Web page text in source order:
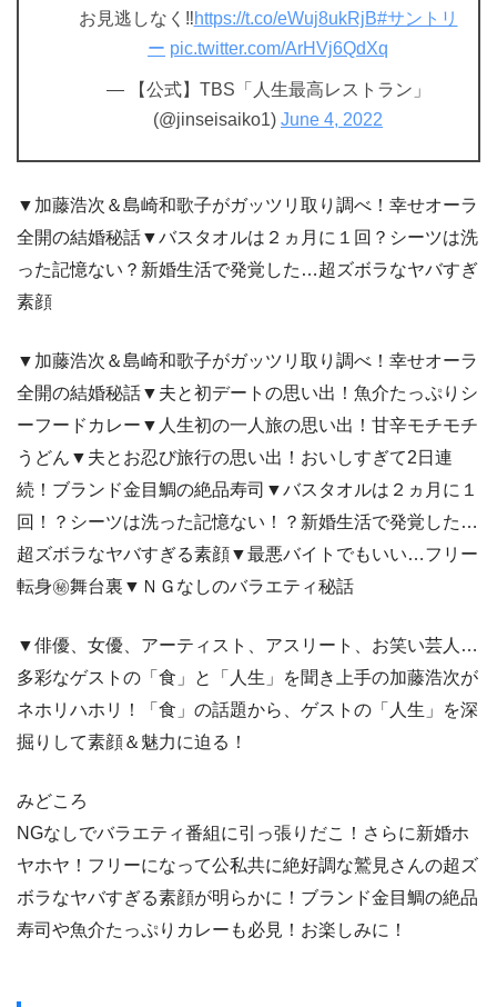
お見逃しなく‼️https://t.co/eWuj8ukRjB#サントリ
ー pic.twitter.com/ArHVj6QdXq
— 【公式】TBS「人生最高レストラン」
(@jinseisaiko1) June 4, 2022
▼加藤浩次＆島崎和歌子がガッツリ取り調べ！幸せオーラ
全開の結婚秘話▼バスタオルは２ヵ月に１回？シーツは洗
った記憶ない？新婚生活で発覚した…超ズボラなヤバすぎ
素顔
▼加藤浩次＆島崎和歌子がガッツリ取り調べ！幸せオーラ
全開の結婚秘話▼夫と初デートの思い出！魚介たっぷりシ
ーフードカレー▼人生初の一人旅の思い出！甘辛モチモチ
うどん▼夫とお忍び旅行の思い出！おいしすぎて2日連
続！ブランド金目鯛の絶品寿司▼バスタオルは２ヵ月に１
回！？シーツは洗った記憶ない！？新婚生活で発覚した…
超ズボラなヤバすぎる素顔▼最悪バイトでもいい…フリー
転身㊙舞台裏▼ＮＧなしのバラエティ秘話
▼俳優、女優、アーティスト、アスリート、お笑い芸人…
多彩なゲストの「食」と「人生」を聞き上手の加藤浩次が
ネホリハホリ！「食」の話題から、ゲストの「人生」を深
掘りして素顔＆魅力に迫る！
みどころ
NGなしでバラエティ番組に引っ張りだこ！さらに新婚ホ
ヤホヤ！フリーになって公私共に絶好調な鷲見さんの超ズ
ボラなヤバすぎる素顔が明らかに！ブランド金目鯛の絶品
寿司や魚介たっぷりカレーも必見！お楽しみに！